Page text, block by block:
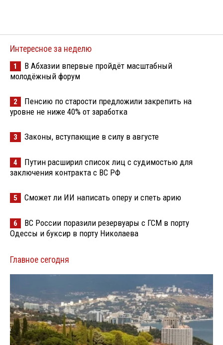
Интересное за неделю
1
В Абхазии впервые пройдёт масштабный
молодёжный форум
2
Пенсию по старости предложили закрепить на
уровне не ниже 40% от заработка
3 Законы, вступающие в силу в августе
4
Путин расширил список лиц с судимостью для
заключения контракта с ВС РФ
5 Сможет ли ИИ написать оперу и спеть арию
6
ВС России поразили резервуары с ГСМ в порту
Одессы и буксир в порту Николаева
Главное сегодня